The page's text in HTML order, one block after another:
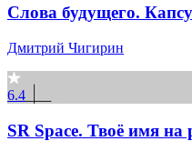
Слова будущего.
Дмитрий Чигирин
6.4
SR Space. Твоё имя на